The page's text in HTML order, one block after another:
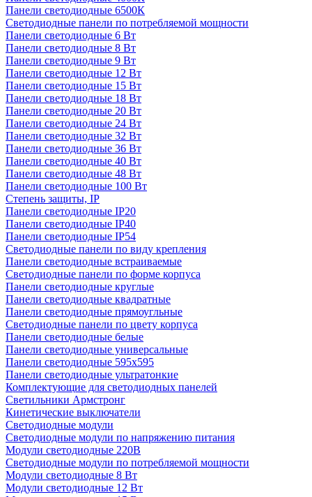
Панели светодиодные 6500К
Светодиодные панели по потребляемой мощности
Панели светодиодные 6 Вт
Панели светодиодные 8 Вт
Панели светодиодные 9 Вт
Панели светодиодные 12 Вт
Панели светодиодные 15 Вт
Панели светодиодные 18 Вт
Панели светодиодные 20 Вт
Панели светодиодные 24 Вт
Панели светодиодные 32 Вт
Панели светодиодные 36 Вт
Панели светодиодные 40 Вт
Панели светодиодные 48 Вт
Панели светодиодные 100 Вт
Степень защиты, IP
Панели светодиодные IP20
Панели светодиодные IP40
Панели светодиодные IP54
Светодиодные панели по виду крепления
Панели светодиодные встраиваемые
Светодиодные панели по форме корпуса
Панели светодиодные круглые
Панели светодиодные квадратные
Панели светодиодные прямоугльные
Светодиодные панели по цвету корпуса
Панели светодиодные белые
Панели светодиодные универсальные
Панели светодиодные 595х595
Панели светодиодные ультратонкие
Комплектующие для светодиодных панелей
Светильники Армстронг
Кинетические выключатели
Светодиодные модули
Светодиодные модули по напряжению питания
Модули светодиодные 220В
Светодиодные модули по потребляемой мощности
Модули светодиодные 8 Вт
Модули светодиодные 12 Вт